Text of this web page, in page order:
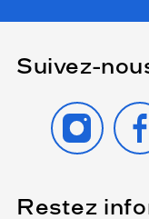
Suivez-
Restez
(Ce